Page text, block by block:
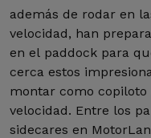
además de rodar en
velocidad, han
en el paddock para
cerca estos
montar como copiloto
velocidad. Entre los
sidecares en